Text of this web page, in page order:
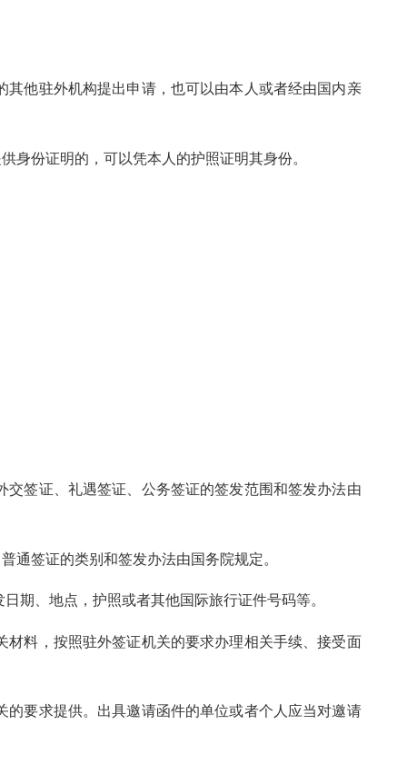
他驻外机构提出申请，也可以由本人或者经由国内亲
份证明的，可以凭本人的护照证明其身份。
签证、礼遇签证、公务签证的签发范围和签发办法由
签证的类别和签发办法由国务院规定。
、地点，护照或者其他国际旅行证件号码等。
料，按照驻外签证机关的要求办理相关手续、接受面
要求提供。出具邀请函件的单位或者个人应当对邀请